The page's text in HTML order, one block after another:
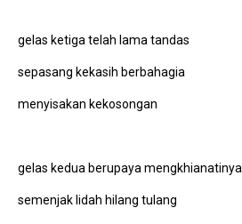
gelas ketiga telah lama tandas
sepasang kekasih berbahagia
menyisakan kekosongan
gelas kedua berupaya mengkhianatinya
semenjak lidah hilang tulang